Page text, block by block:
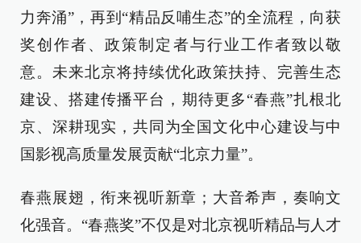
力奔涌”，再到“精品反哺生态”的全流程，向获
奖创作者、政策制定者与行业工作者致以敬
意。未来北京将持续优化政策扶持、完善生态
建设、搭建传播平台，期待更多“春燕”扎根北
京、深耕现实，共同为全国文化中心建设与中
国影视高质量发展贡献“北京力量”。
春燕展翅，衔来视听新章；大音希声，奏响文
化强音。“春燕奖”不仅是对北京视听精品与人才